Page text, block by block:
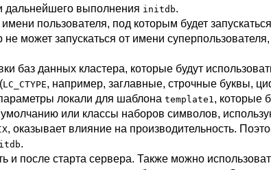
дальнейшего выполнения initdb.
пользователя, под которым будет
не может запускаться от имени
баз данных кластера, которые будут
LC_CTYPE, например, заглавные, строчные буквы,
локали для шаблона template1, которые
или классы наборов символов,
, оказывает влияние на производительность.
.
и после старта сервера. Также можно